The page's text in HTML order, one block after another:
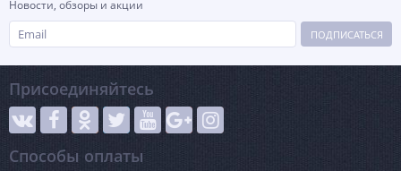
Новости, обзоры и акции
ПОДПИСАТЬСЯ
Присоединяйтесь
Способы оплаты